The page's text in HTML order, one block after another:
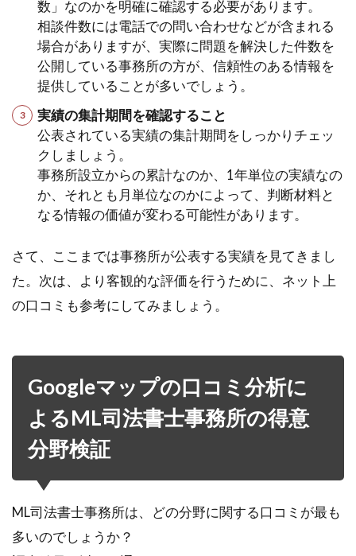
数」なのかを明確に確認する必要があります。
相談件数には電話での問い合わせなどが含まれる
場合がありますが、実際に問題を解決した件数を
公開している事務所の方が、信頼性のある情報を
提供していることが多いでしょう。
実績の集計期間を確認すること
公表されている実績の集計期間をしっかりチェッ
クしましょう。
事務所設立からの累計なのか、1年単位の実績なの
か、それとも月単位なのかによって、判断材料と
なる情報の価値が変わる可能性があります。
さて、ここまでは事務所が公表する実績を見てきまし
た。次は、より客観的な評価を行うために、ネット上
の口コミも参考にしてみましょう。
Googleマップの口コミ分析に
よるML司法書士事務所の得意
分野検証
ML司法書士事務所は、どの分野に関する口コミが最も
多いのでしょうか？